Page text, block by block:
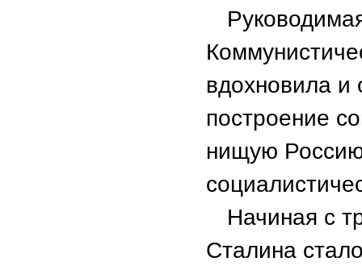
вдохновила и
построение
нищую
Начиная с
Сталина